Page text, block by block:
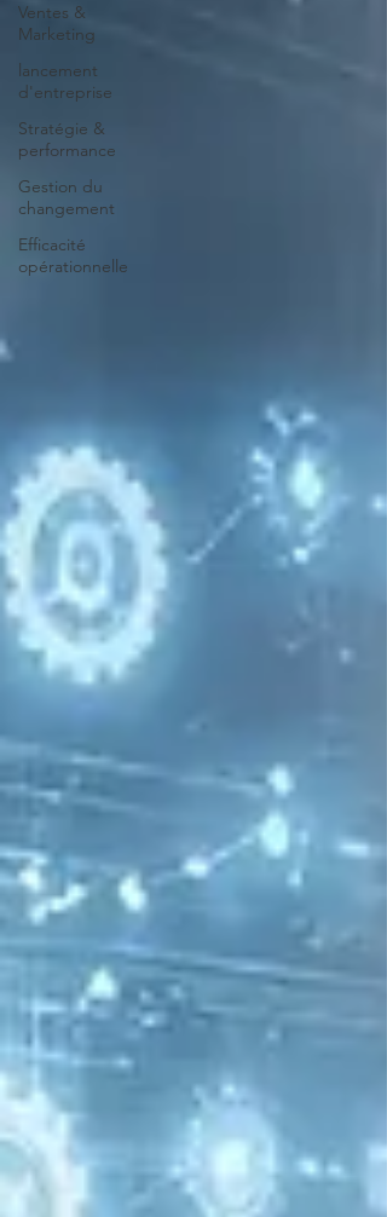
Ventes &
Marketing
lancement
d'entreprise
Stratégie &
performance
Gestion du
changement
Efficacité
opérationnelle